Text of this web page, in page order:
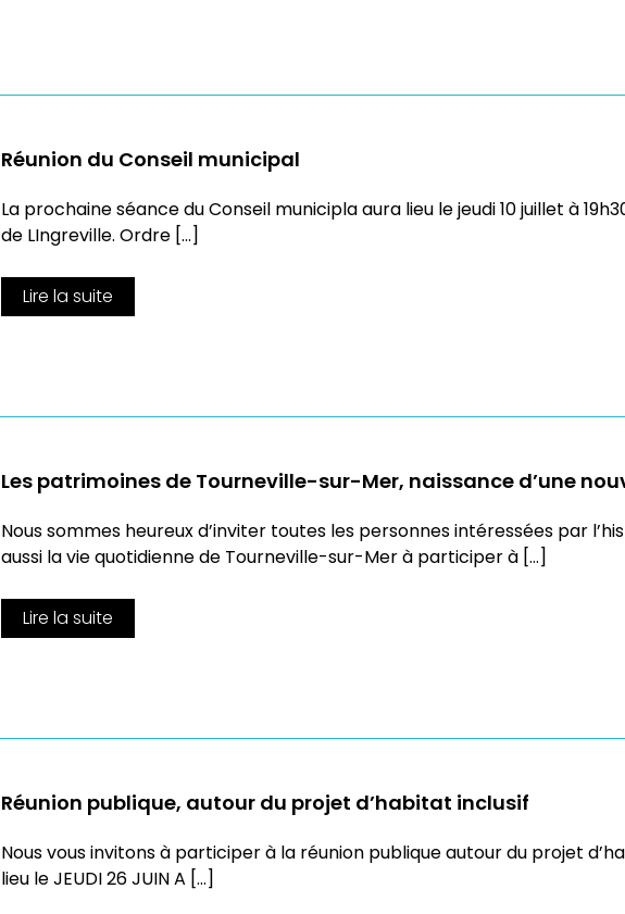
Réunion du Conseil municipal
La prochaine séance du Conseil municipla aura lieu le jeudi 10 juillet à
de LIngreville. Ordre […]
Lire la suite
Les patrimoines de Tourneville-sur-Mer, naissance d’une
Nous sommes heureux d’inviter toutes les personnes intéressées par
aussi la vie quotidienne de Tourneville-sur-Mer à participer à […]
Lire la suite
Réunion publique, autour du projet d’habitat inclusif
Nous vous invitons à participer à la réunion publique autour du projet
lieu le JEUDI 26 JUIN A […]